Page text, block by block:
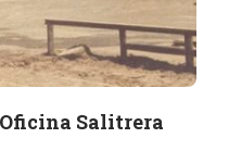
Salitrera